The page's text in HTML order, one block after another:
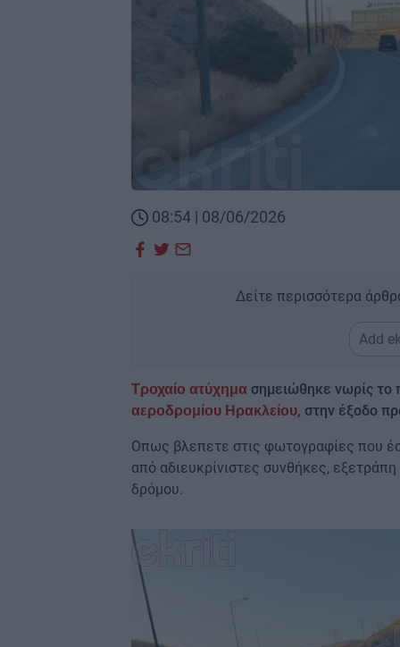
08:54 | 08/06/2026
Δείτε περισσότερα
Add
Τροχαίο ατύχημα σημειώθηκε νωρίς το
αεροδρομίου Ηρακλείου, στην έξοδο
Οπως βλεπετε στις φωτογραφίες που
από αδιευκρίνιστες συνθήκες,
δρόμου.
Image